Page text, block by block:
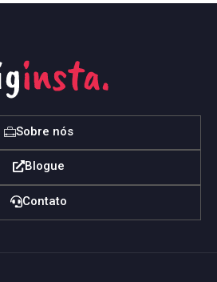
Sobre nós
Blogue
Contato